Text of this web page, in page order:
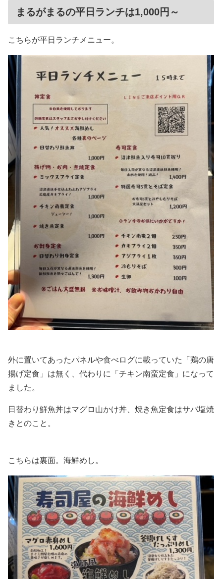
まるがまるの平日ランチは1,000円～
こちらが平日ランチメニュー。
外に置いてあったパネルや食べログに載っていた「鶏の唐
揚げ定食」は無く、代わりに「チキン南蛮定食」になって
ました。
日替わり鮮魚丼はマグロ山かけ丼、焼き魚定食はサバ塩焼
きとのこと。
こちらは裏面。海鮮めし。